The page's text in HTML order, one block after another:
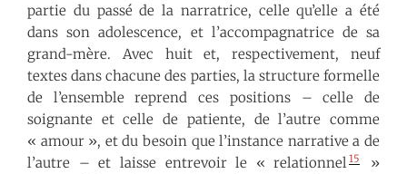
partie du passé de la narratrice, celle qu’elle a été
dans son adolescence, et l’accompagnatrice de sa
grand-mère. Avec huit et, respectivement, neuf
textes dans chacune des parties, la structure formelle
de l’ensemble reprend ces positions – celle de
soignante et celle de patiente, de l’autre comme
« amour », et du besoin que l’instance narrative a de
l’autre – et laisse entrevoir le « relationnel 15
»